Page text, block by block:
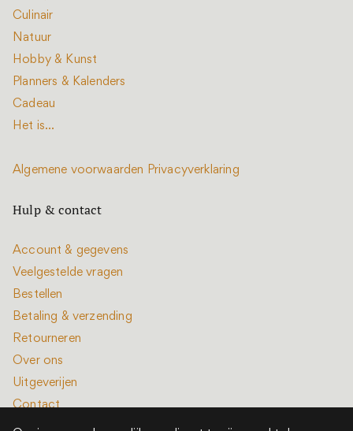
Culinair
Natuur
Hobby & Kunst
Planners & Kalenders
Cadeau
Het is...
Algemene voorwaarden Privacyverklaring
Hulp & contact
Account & gegevens
Veelgestelde vragen
Bestellen
Betaling & verzending
Retourneren
Over ons
Uitgeverijen
Contact